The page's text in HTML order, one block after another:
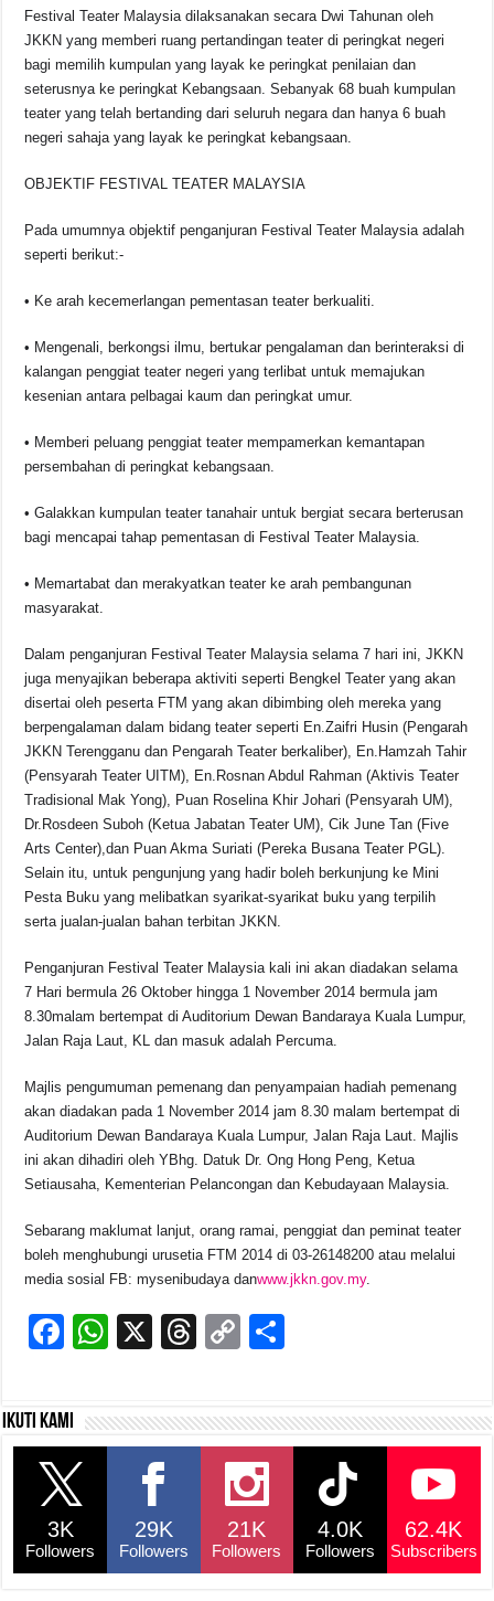
Festival Teater Malaysia dilaksanakan secara Dwi Tahunan oleh
JKKN yang memberi ruang pertandingan teater di peringkat negeri
bagi memilih kumpulan yang layak ke peringkat penilaian dan
seterusnya ke peringkat Kebangsaan. Sebanyak 68 buah kumpulan
teater yang telah bertanding dari seluruh negara dan hanya 6 buah
negeri sahaja yang layak ke peringkat kebangsaan.
OBJEKTIF FESTIVAL TEATER MALAYSIA
Pada umumnya objektif penganjuran Festival Teater Malaysia adalah
seperti berikut:-
• Ke arah kecemerlangan pementasan teater berkualiti.
• Mengenali, berkongsi ilmu, bertukar pengalaman dan berinteraksi di
kalangan penggiat teater negeri yang terlibat untuk memajukan
kesenian antara pelbagai kaum dan peringkat umur.
• Memberi peluang penggiat teater mempamerkan kemantapan
persembahan di peringkat kebangsaan.
• Galakkan kumpulan teater tanahair untuk bergiat secara berterusan
bagi mencapai tahap pementasan di Festival Teater Malaysia.
• Memartabat dan merakyatkan teater ke arah pembangunan
masyarakat.
Dalam penganjuran Festival Teater Malaysia selama 7 hari ini, JKKN
juga menyajikan beberapa aktiviti seperti Bengkel Teater yang akan
disertai oleh peserta FTM yang akan dibimbing oleh mereka yang
berpengalaman dalam bidang teater seperti En.Zaifri Husin (Pengarah
JKKN Terengganu dan Pengarah Teater berkaliber), En.Hamzah Tahir
(Pensyarah Teater UITM), En.Rosnan Abdul Rahman (Aktivis Teater
Tradisional Mak Yong), Puan Roselina Khir Johari (Pensyarah UM),
Dr.Rosdeen Suboh (Ketua Jabatan Teater UM), Cik June Tan (Five
Arts Center),dan Puan Akma Suriati (Pereka Busana Teater PGL).
Selain itu, untuk pengunjung yang hadir boleh berkunjung ke Mini
Pesta Buku yang melibatkan syarikat-syarikat buku yang terpilih
serta jualan-jualan bahan terbitan JKKN.
Penganjuran Festival Teater Malaysia kali ini akan diadakan selama
7 Hari bermula 26 Oktober hingga 1 November 2014 bermula jam
8.30malam bertempat di Auditorium Dewan Bandaraya Kuala Lumpur,
Jalan Raja Laut, KL dan masuk adalah Percuma.
Majlis pengumuman pemenang dan penyampaian hadiah pemenang
akan diadakan pada 1 November 2014 jam 8.30 malam bertempat di
Auditorium Dewan Bandaraya Kuala Lumpur, Jalan Raja Laut. Majlis
ini akan dihadiri oleh YBhg. Datuk Dr. Ong Hong Peng, Ketua
Setiausaha, Kementerian Pelancongan dan Kebudayaan Malaysia.
Sebarang maklumat lanjut, orang ramai, penggiat dan peminat teater
boleh menghubungi urusetia FTM 2014 di 03-26148200 atau melalui
media sosial FB: mysenibudaya danwww.jkkn.gov.my.
F
c
e
b
o
o
k
W
s
p
X
T
a
C
y
Li
n
k
e
Ikuti kami
3K
Followers
29K
Followers
21K
Followers
4.0K
Followers
62.4K
Subscribers